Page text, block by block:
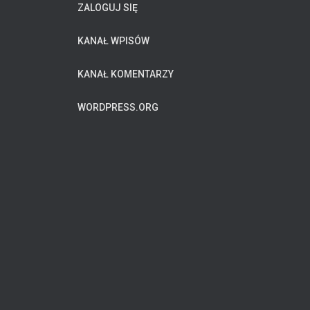
ZALOGUJ SIĘ
KANAŁ WPISÓW
KANAŁ KOMENTARZY
WORDPRESS.ORG